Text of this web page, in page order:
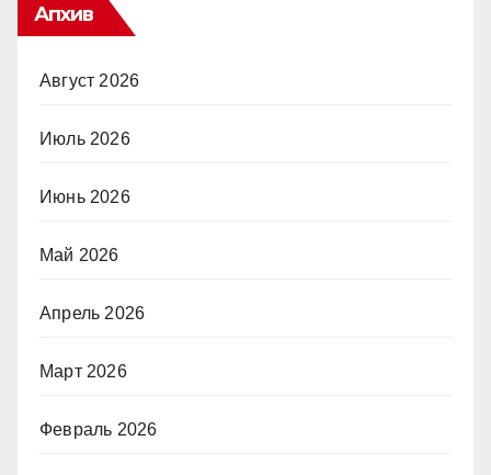
Апхив
Август 2026
Июль 2026
Июнь 2026
Май 2026
Апрель 2026
Март 2026
Февраль 2026